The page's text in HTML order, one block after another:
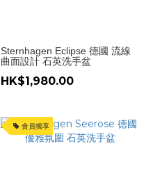
Sternhagen Eclipse 德國 流線
曲面設計 石英洗手盆
HK$1,980.00
會員獨享